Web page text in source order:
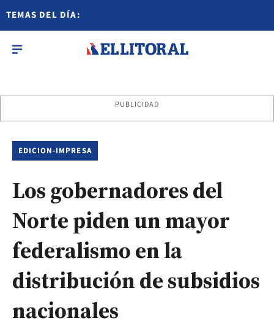
TEMAS DEL DÍA:
PUBLICIDAD
EDICION-IMPRESA
Los gobernadores del
Norte piden un mayor
federalismo en la
distribución de subsidios
nacionales